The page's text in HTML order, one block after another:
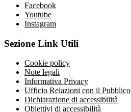
Facebook
Youtube
Instagram
Sezione Link Utili
Cookie policy
Note legali
Informativa Privacy
Ufficio Relazioni con il Pubblico
Dichiarazione di accessibilità
Obiettivi di accessibilità